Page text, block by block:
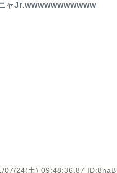
ャJr.wwwwwwwwwww
07/24(土) 09:48:36.87